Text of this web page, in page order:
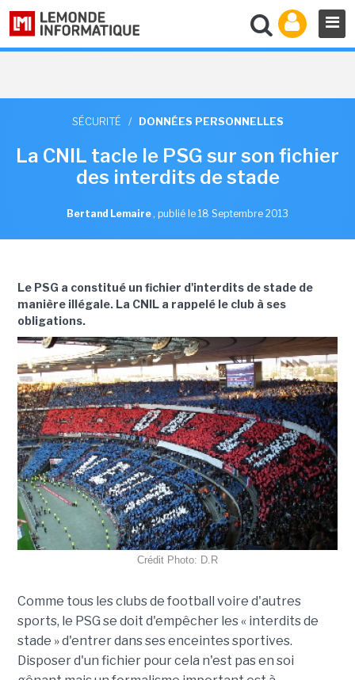
SÉCURITÉ / DONNÉES PERSONNELLES
La CNIL tacle le PSG sur son fichier
des interdits de stade
Bertand Lemaire , publié le 18 Septembre 2013
Le PSG a constitué un fichier d'interdits de stade de
manière illégale. La CNIL a rappelé le club à ses
obligations.
Crédit Photo: D.R
Comme tous les clubs de football voire d'autres
sports, le PSG se doit d'empêcher les « interdits de
stade » d'entrer dans ses enceintes sportives.
Disposer d'un fichier pour cela n'est pas en soi